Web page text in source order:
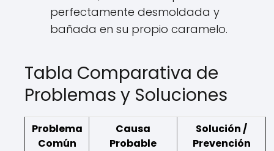
perfectamente desmoldada y
bañada en su propio caramelo.
Tabla Comparativa de
Problemas y Soluciones
Problema
Común
Causa
Probable
Solución /
Prevención